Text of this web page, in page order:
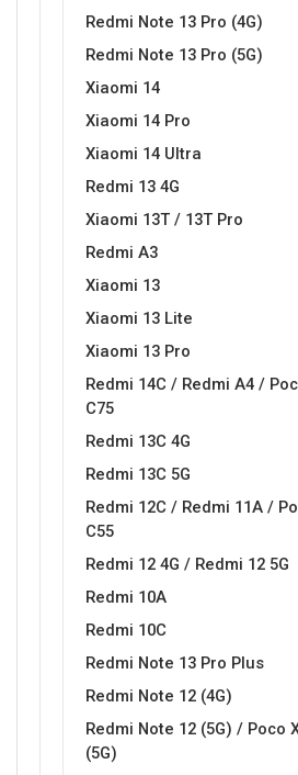
Redmi Note 13 Pro (4G)
Redmi Note 13 Pro (5G)
Xiaomi 14
Xiaomi 14 Pro
Xiaomi 14 Ultra
Redmi 13 4G
Xiaomi 13T / 13T Pro
Redmi A3
Xiaomi 13
Xiaomi 13 Lite
Xiaomi 13 Pro
Redmi 14C / Redmi A4 /
C75
Redmi 13C 4G
Redmi 13C 5G
Redmi 12C / Redmi 11A /
C55
Redmi 12 4G / Redmi 12 5G
Redmi 10A
Redmi 10C
Redmi Note 13 Pro Plus
Redmi Note 12 (4G)
Redmi Note 12 (5G) / Poco
(5G)
Love motivi
Quotes Collection
Zodiac
Doodles
Monogrami